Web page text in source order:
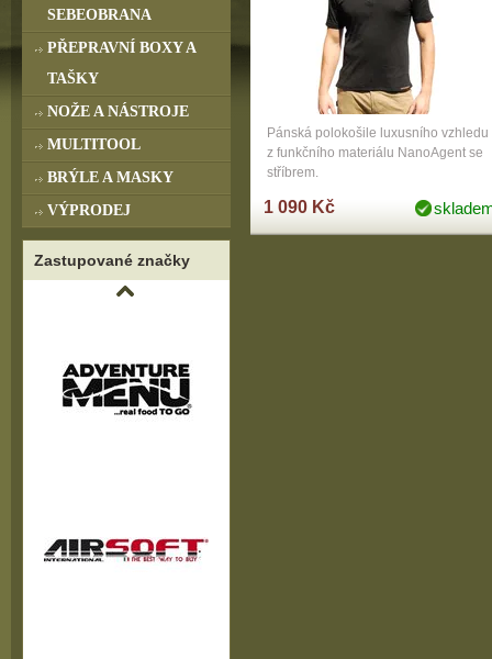
Pánská polokošile luxusního vzhledu
z funkčního materiálu NanoAgent se
stříbrem.
1 090 Kč
SEBEOBRANA
PŘEPRAVNÍ BOXY A
TAŠKY
NOŽE A NÁSTROJE
MULTITOOL
BRÝLE A MASKY
VÝPRODEJ
Zastupované značky